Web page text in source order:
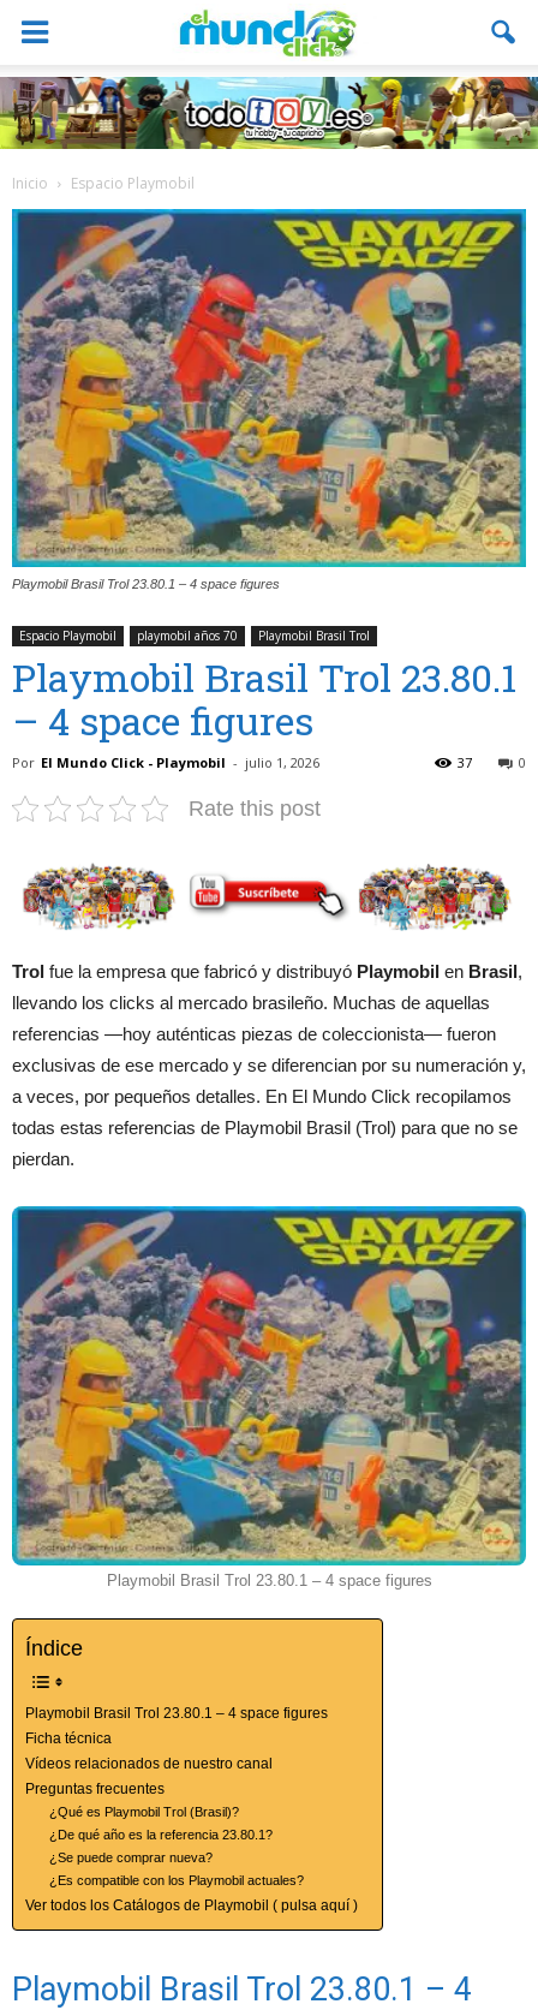
Inicio Espacio Playmobil
Playmobil Brasil Trol 23.80.1 – 4 space figures
Espacio Playmobil playmobil años 70 Playmobil Brasil Trol
Playmobil Brasil Trol 23.80.1
– 4 space figures
Por El Mundo Click - Playmobil - julio 1, 2026 0
37
Rate this post
Trol fue la empresa que fabricó y distribuyó Playmobil en Brasil,
llevando los clicks al mercado brasileño. Muchas de aquellas
referencias —hoy auténticas piezas de coleccionista— fueron
exclusivas de ese mercado y se diferencian por su numeración y,
a veces, por pequeños detalles. En El Mundo Click recopilamos
todas estas referencias de Playmobil Brasil (Trol) para que no se
pierdan.
Playmobil Brasil Trol 23.80.1 – 4 space figures
Índice
Playmobil Brasil Trol 23.80.1 – 4 space figures
Ficha técnica
Vídeos relacionados de nuestro canal
Preguntas frecuentes
¿Qué es Playmobil Trol (Brasil)?
¿De qué año es la referencia 23.80.1?
¿Se puede comprar nueva?
¿Es compatible con los Playmobil actuales?
Ver todos los Catálogos de Playmobil ( pulsa aquí )
Playmobil Brasil Trol 23.80.1 – 4